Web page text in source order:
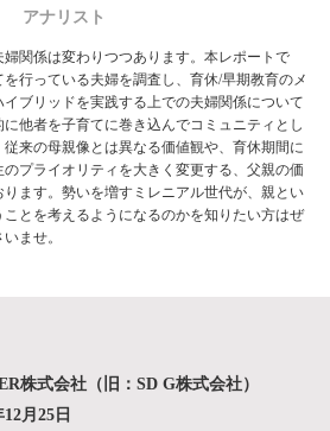
アナリスト
関係は変わりつつあります。本レポートで
行っている夫婦を調査し、育休/早期教育のメ
ブリッドを実践する上での夫婦関係について
他者を子育てに巻き込んでコミュニティとし
来の母親像とは異なる価値観や、育休期間に
プライオリティを大きく変更する、父親の価
ます。勢いを増すミレニアル世代が、親とい
とを考えるようになるのかを知りたい方はぜ
ませ。
株式会社（旧：SD G株式会社）
12月25日